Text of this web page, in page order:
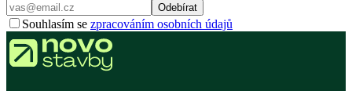
Odebírat
Souhlasím se zpracováním osobních údajů